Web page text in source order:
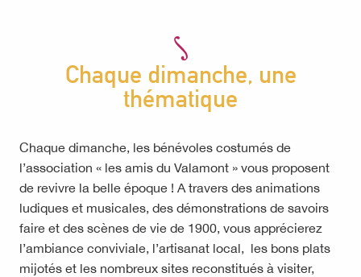
Chaque dimanche, une
thématique
Chaque dimanche, les bénévoles costumés de
l’association « les amis du Valamont » vous proposent
de revivre la belle époque ! A travers des animations
ludiques et musicales, des démonstrations de savoirs
faire et des scènes de vie de 1900, vous apprécierez
l’ambiance conviviale, l’artisanat local, les bons plats
mijotés et les nombreux sites reconstitués à visiter,